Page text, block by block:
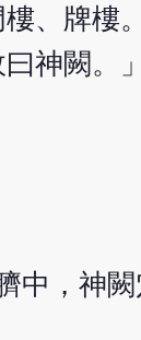
、牌樓
神闕。
中，神闕